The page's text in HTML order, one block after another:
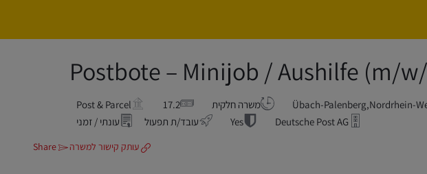
Postbote – Minijob / Aushilfe (m/
Übach-Palenberg,Nordrhein- משרה חלקית 17.2
Post & Parcel
Deutsche Post AG
Yes עובד/ת תפעול עונתי / זמני
עותק קישור למשרה Share